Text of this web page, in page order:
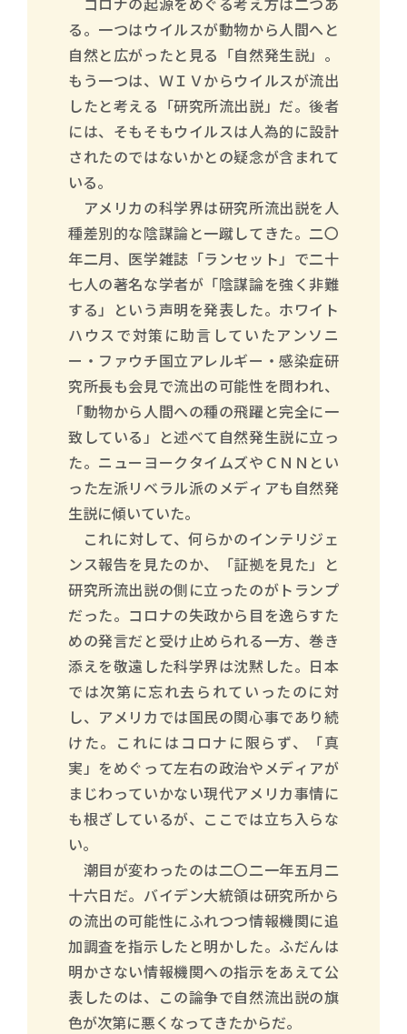
る。一つはウイルスが動物から人間へと
自然と広がったと見る「自然発生説」。
もう一つは、ＷＩＶからウイルスが流出
したと考える「研究所流出説」だ。後者
には、そもそもウイルスは人為的に設計
されたのではないかとの疑念が含まれて
いる。
アメリカの科学界は研究所流出説を人
種差別的な陰謀論と一蹴してきた。二〇
年二月、医学雑誌「ランセット」で二十
七人の著名な学者が「陰謀論を強く非難
する」という声明を発表した。ホワイト
ハウスで対策に助言していたアンソニ
ー・ファウチ国立アレルギー・感染症研
究所長も会見で流出の可能性を問われ、
「動物から人間への種の飛躍と完全に一
致している」と述べて自然発生説に立っ
た。ニューヨークタイムズやＣＮＮとい
った左派リベラル派のメディアも自然発
生説に傾いていた。
これに対して、何らかのインテリジェ
ンス報告を見たのか、「証拠を見た」と
研究所流出説の側に立ったのがトランプ
だった。コロナの失政から目を逸らすた
めの発言だと受け止められる一方、巻き
添えを敬遠した科学界は沈黙した。日本
では次第に忘れ去られていったのに対
し、アメリカでは国民の関心事であり続
けた。これにはコロナに限らず、「真
実」をめぐって左右の政治やメディアが
まじわっていかない現代アメリカ事情に
も根ざしているが、ここでは立ち入らな
い。
潮目が変わったのは二〇二一年五月二
十六日だ。バイデン大統領は研究所から
の流出の可能性にふれつつ情報機関に追
加調査を指示したと明かした。ふだんは
明かさない情報機関への指示をあえて公
表したのは、この論争で自然流出説の旗
色が次第に悪くなってきたからだ。